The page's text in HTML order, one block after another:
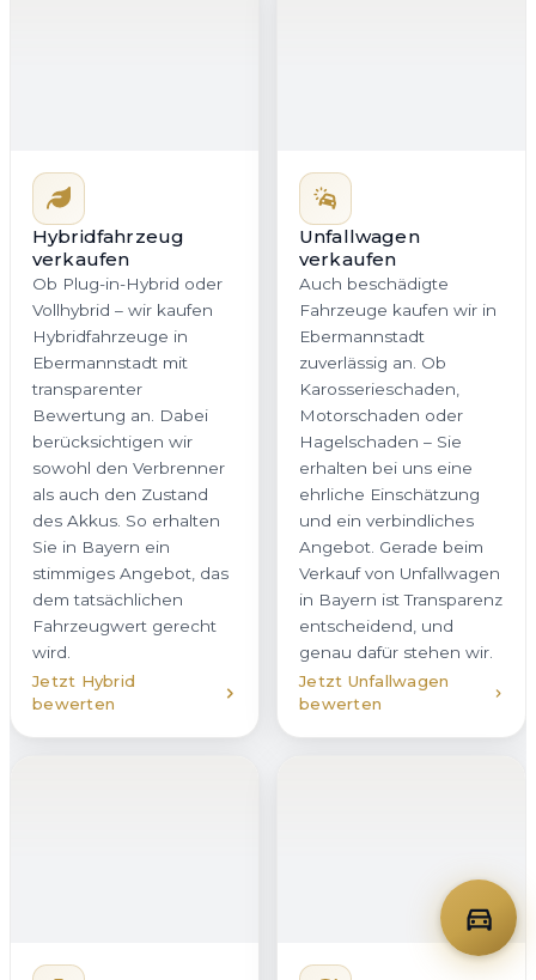
Hybridfahrzeug
verkaufen
Ob Plug-in-Hybrid oder
Vollhybrid – wir kaufen
Hybridfahrzeuge in
Ebermannstadt mit
transparenter
Bewertung an. Dabei
berücksichtigen wir
sowohl den Verbrenner
als auch den Zustand
des Akkus. So erhalten
Sie in Bayern ein
stimmiges Angebot, das
dem tatsächlichen
Fahrzeugwert gerecht
wird.
Jetzt Hybrid
bewerten
Unfallwagen
verkaufen
Auch beschädigte
Fahrzeuge kaufen wir in
Ebermannstadt
zuverlässig an. Ob
Karosserieschaden,
Motorschaden oder
Hagelschaden – Sie
erhalten bei uns eine
ehrliche Einschätzung
und ein verbindliches
Angebot. Gerade beim
Verkauf von Unfallwagen
in Bayern ist Transparenz
entscheidend, und
genau dafür stehen wir.
Jetzt Unfallwagen
bewerten